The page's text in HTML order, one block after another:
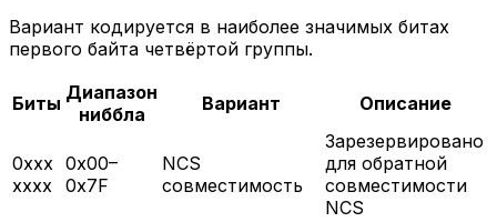
Вариант кодируется в наиболее значимых битах
первого байта четвёртой группы.
Биты Диапазон
ниббла
Вариант Описание
0xxx
xxxx
0x00–
0x7F
NCS
совместимость
Зарезервировано
для обратной
совместимости
NCS